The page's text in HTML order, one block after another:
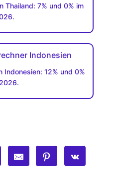
Thailand: 7% und 0% im
Indonesien
12% und 0%